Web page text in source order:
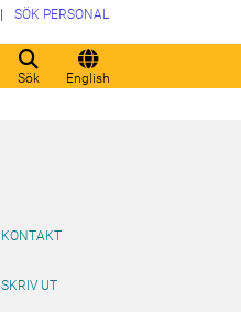
Sök English
SÖK PERSONAL
KONTAKT
SKRIV UT